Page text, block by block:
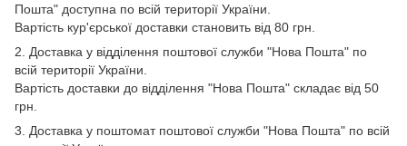
Пошта" доступна по всій території України.
Вартість кур'єрської доставки становить від 80 грн.
2. Доставка у відділення поштової служби "Нова Пошта" по
всій території України.
Вартість доставки до відділення "Нова Пошта" складає від 50
грн.
3. Доставка у поштомат поштової служби "Нова Пошта" по всій